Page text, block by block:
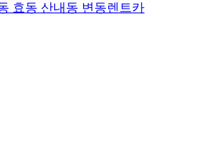
효동 산내동 변동렌트카